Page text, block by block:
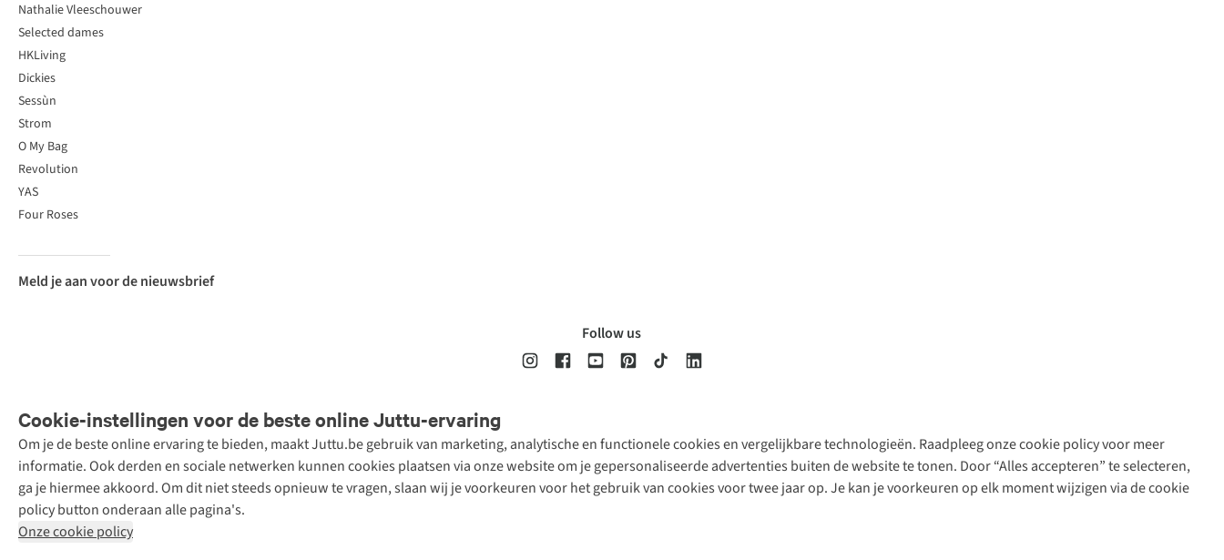
Cookie-instellingen voor de beste online Juttu-ervaring
Om je de beste online ervaring te bieden, maakt Juttu.be gebruik van marketing, analytische en functionele cookies en vergelijkbare technologieën. Raadpleeg onze cookie policy voor meer
informatie. Ook derden en sociale netwerken kunnen cookies plaatsen via onze website om je gepersonaliseerde advertenties buiten de website te tonen. Door “Alles accepteren” te selecteren,
ga je hiermee akkoord. Om dit niet steeds opnieuw te vragen, slaan wij je voorkeuren voor het gebruik van cookies voor twee jaar op. Je kan je voorkeuren op elk moment wijzigen via de cookie
policy button onderaan alle pagina's.
Onze cookie policy
Nathalie Vleeschouwer
Selected dames
HKLiving
Dickies
Sessùn
Strom
O My Bag
Revolution
YAS
Four Roses
Meld je aan voor de nieuwsbrief
Follow us
Disclaimer Privacy Policy
Retail Concepts
N.V.,
Smallandlaan
9, 2660